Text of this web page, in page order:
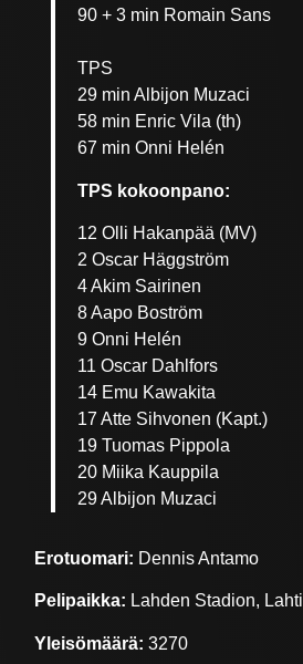
90 + 3 min Romain Sans
TPS
29 min Albijon Muzaci
58 min Enric Vila (th)
67 min Onni Helén
TPS kokoonpano:
12 Olli Hakanpää (MV)
2 Oscar Häggström
4 Akim Sairinen
8 Aapo Boström
9 Onni Helén
11 Oscar Dahlfors
14 Emu Kawakita
17 Atte Sihvonen (Kapt.)
19 Tuomas Pippola
20 Miika Kauppila
29 Albijon Muzaci
Erotuomari: Dennis Antamo
Pelipaikka: Lahden Stadion, Lahti
Yleisömäärä: 3270